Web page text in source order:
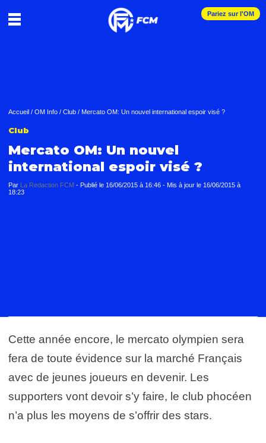
Pariez sur l'OM
Accueil / OM Info / Club / Mercato OM: Un nouvel international espoir visé ?
Club
Mercato OM: Un nouvel
international espoir visé ?
Par La Redaction FCM - Publié le 16/06/2015 à 16:46 - Mis à jour le 16/06/2015 à
18:23
Cette année encore, le mercato olympien sera
fera de toute évidence sur la marché Français
avec de jeunes joueurs en devenir. Les
supporters vont devoir s’y faire, le club phocéen
n’a plus les moyens de s’offrir des stars.